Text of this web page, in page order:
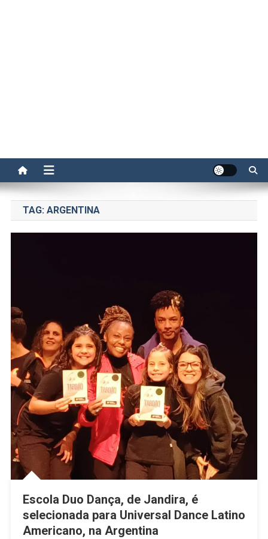
TAG: ARGENTINA
Escola Duo Dança, de Jandira, é
selecionada para Universal Dance Latino
Americano, na Argentina